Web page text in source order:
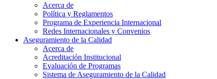
Acerca de
Política y Reglamentos
Programa de Experiencia Internacional
Redes Internacionales y Convenios
Aseguramiento de la Calidad
Acerca de
Acreditación Institucional
Evaluación de Programas
Sistema de Aseguramiento de la Calidad